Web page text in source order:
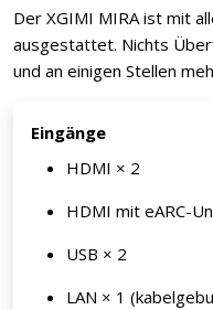
Der XGIMI MIRA ist mit
ausgestattet. Nichts
und an einigen Stellen
Eingänge
HDMI × 2
HDMI mit eARC-
USB × 2
LAN × 1